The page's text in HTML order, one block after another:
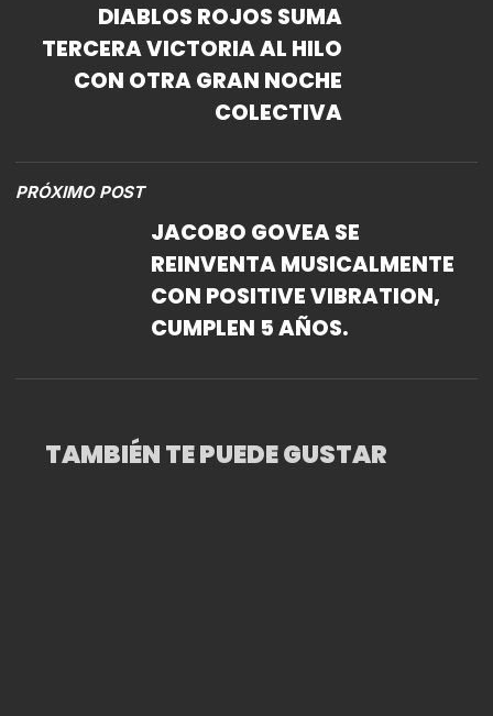
DIABLOS ROJOS SUMA
TERCERA VICTORIA AL HILO
CON OTRA GRAN NOCHE
COLECTIVA
PRÓXIMO POST
JACOBO GOVEA SE
REINVENTA MUSICALMENTE
CON POSITIVE VIBRATION,
CUMPLEN 5 AÑOS.
TAMBIÉN TE PUEDE GUSTAR